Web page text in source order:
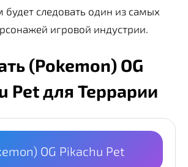
будет следовать один из самых
игровой индустрии.
(Pokemon) OG
Pet для Террарии
OG Pikachu Pet